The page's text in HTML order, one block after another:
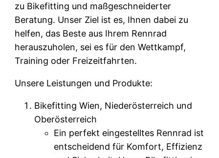
zu Bikefitting und maßgeschneiderter
Beratung. Unser Ziel ist es, Ihnen dabei zu
helfen, das Beste aus Ihrem Rennrad
herauszuholen, sei es für den Wettkampf,
Training oder Freizeitfahrten.
Unsere Leistungen und Produkte:
Bikefitting Wien, Niederösterreich und
Oberösterreich
Ein perfekt eingestelltes Rennrad ist
entscheidend für Komfort, Effizienz